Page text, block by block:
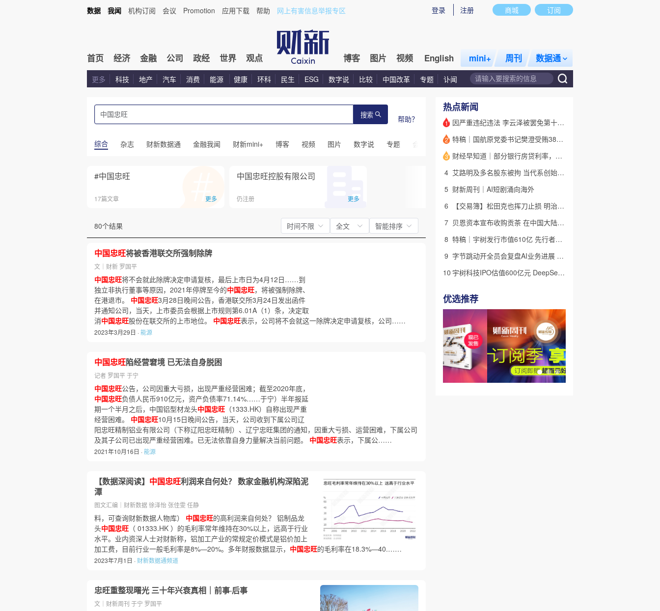
商城 订阅
登录 注册
数据 我闻 机构订阅 会议 Promotion 应用下载 帮助 网上有害信息举报专区
首页 经济 金融 公司 政经 世界 观点 博客 图片 视频 English mini+ 周刊 数据通
更多 科技 地产 汽车 消费 能源 健康 环科 民生 ESG 数字说 比较 中国改革 专题 讣闻
搜索 帮助？
综合 杂志 财新数据通 金融我闻 财新mini+ 博客 视频 图片 数字说 专题 会议 话题 特别呈现 私房课
#中国忠旺
17篇文章 更多
中国忠旺控股有限公司
仍注册 更多
80个结果 时间不限 全文 智能排序
中国忠旺将被香港联交所强制除牌
文｜财新 罗国平
中国忠旺将不会就此除牌决定申请复核，最后上市日为4月12日……到
独立非执行董事等原因，2021年停牌至今的中国忠旺，将被强制除牌、
在港退市。 中国忠旺3月28日晚间公告，香港联交所3月24日发出函件
并通知公司，当天，上市委员会根据上市规则第6.01A（1）条，决定取
消中国忠旺股份在联交所的上市地位。 中国忠旺表示，公司将不会就这一除牌决定申请复核，公司……
2023年3月29日 · 能源
中国忠旺陷经营窘境 已无法自身脱困
记者 罗国平 于宁
中国忠旺公告，公司因重大亏损，出现严重经营困难；截至2020年底，
中国忠旺负债人民币910亿元，资产负债率71.14%……于宁）半年报延
期一个半月之后，中国铝型材龙头中国忠旺 （1333.HK）自称出现严重
经营困难。 中国忠旺10月15日晚间公告，当天，公司收到下属公司辽
阳忠旺精制铝业有限公司（下称辽阳忠旺精制）、辽宁忠旺集团的通知，因重大亏损、运营困难，下属公司
及其子公司已出现严重经营困难。已无法依靠自身力量解决当前问题。 中国忠旺表示，下属公……
2021年10月16日 · 能源
【数据深阅读】 中国忠旺利润来自何处？ 数家金融机构深陷泥
潭
图文汇编｜财新数据 徐泽怡 张佳雯 任静
料，可查询财新数据人物库） 中国忠旺的高利润来自何处？ 铝制品龙
头中国忠旺 （ 01333.HK ）的毛利率常年维持在30%以上，远高于行业
水平。业内资深人士对财新称，铝加工产业的常规定价模式是铝价加上
加工费，目前行业一般毛利率是8%—20%。多年财报数据显示， 中国忠旺的毛利率在18.3%—40.……
2023年7月1日 · 财新数据通频道
忠旺重整现曙光 三十年兴衰真相｜前事·后事
文｜财新周刊 于宁 罗国平
热点新闻
1 因严重违纪违法 李云泽被罢免第十四届全国人大代表职务
2 特稿｜国航原党委书记樊澄受贿3847万元二审待宣判 否认大多数指控
3
财经早知道｜部分银行房贷利率，降至“2字头
4
艾路明及多名股东被拘 当代系创始人因何此时被清算
5 财新周刊｜AI短剧涌向海外
6
【交易簿】松田克也挥刀止损 明治折戟中国乳业
7
贝恩资本宣布收购贡茶 在中国大陆无法注册商标后退出市场
8
特稿｜宇树发行市值610亿 先行者的加速和考验
9
字节跳动开全员会复盘AI业务进展 称大模型被海外竞对拉开差距
10
宇树科技IPO估值600亿元 DeepSeek参与战略配售
优选推荐